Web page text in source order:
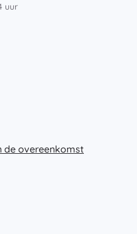
uur
de overeenkomst